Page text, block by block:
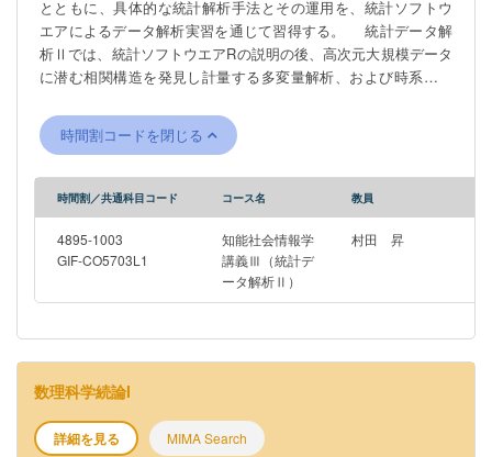
and testing methods in inferential statistics, as well as analysis
of variance and regression analysis, through data processing.
とともに、具体的な統計解析手法とその運用を、統計ソフトウ
エアによるデータ解析実習を通じて習得する。 統計データ解
析Ⅱでは、統計ソフトウエアRの説明の後、高次元大規模データ
に潜む相関構造を発見し計量する多変量解析、および時系列デ
リングを実習することに加え、微分積分学、線型代数学等の前
期課程数学と連携し、数理科学的側面を意識しながら、実験を
are in the era of Big Data. With the recent development of data
measurement and storage technologies, it has become essential
literacy to properly extract information from large-scale data and
utilize it for decision-making. However, the format of data and
the corresponding analysis methods have changed remarkably,
and it is important to understand the essential principles of
practical training in data analysis using statistical software. In
Statistical Data Analysis II, after explaining the statistical
software R, students learn multivariate analysis for finding and
時間割コードを閉じる
時間割／共通科目コード コース名 教員
4895-1003
GIF-CO5703L1
知能社会情報学
講義Ⅲ（統計デ
ータ解析Ⅱ）
村田 昇
数理科学続論I
詳細を見る MIMA Search